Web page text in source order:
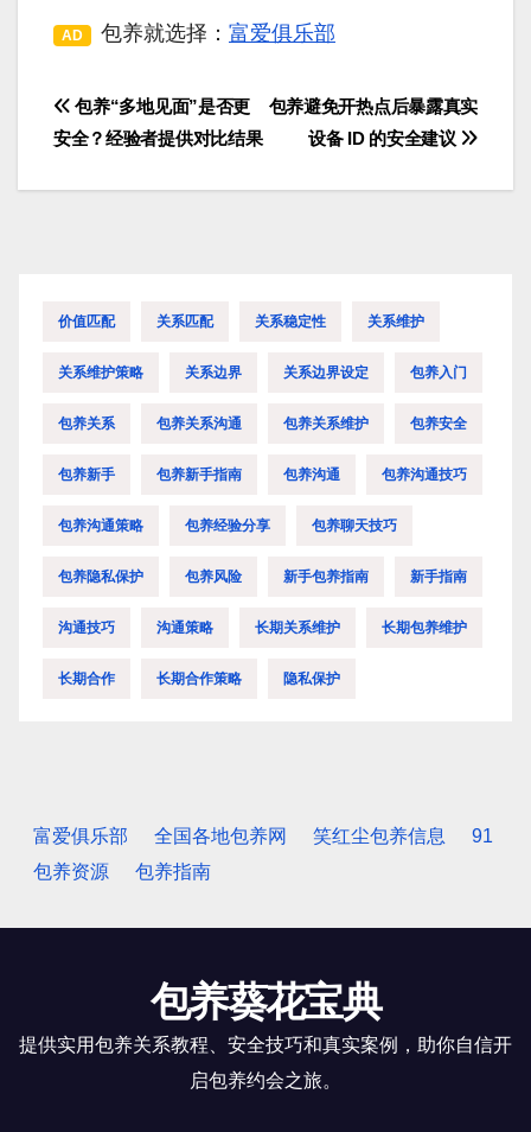
AD 包养就选择： 富爱俱乐部
文
导
包养避免开热点后暴露真实
设备 ID 的安全建议
包养“多地见面”是否更
安全？经验者提供对比结果
价值匹配 关系匹配 关系稳定性 关系维护
关系维护策略 关系边界 关系边界设定 包养入门
包养关系 包养关系沟通 包养关系维护 包养安全
包养新手 包养新手指南 包养沟通 包养沟通技巧
包养沟通策略 包养经验分享 包养聊天技巧
包养隐私保护 包养风险 新手包养指南 新手指南
沟通技巧 沟通策略 长期关系维护 长期包养维护
长期合作 长期合作策略 隐私保护
富爱俱乐部 全国各地包养网 笑红尘包养信息
91
包养资源
包养指南
包养葵花宝典
提供实用包养关系教程、安全技巧和真实案例，助你自信开
启包养约会之旅。